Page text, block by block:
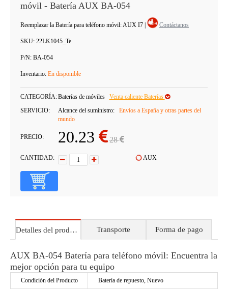
móvil - Batería AUX BA-054
Reemplazar la Batería para teléfono móvil: AUX I7 Contáctanos
SKU: 22LK1045_Te
P/N: BA-054
Inventario: En disponible
CATEGORÍA:Baterías de móviles
Venta caliente Baterías
SERVICIO:
Alcance del suministro:
Envíos a España y otras partes del
mundo
PRECIO: 20.23 28
CANTIDAD: AUX
Detalles del producto Transporte Forma de pago
AUX BA-054 Batería para teléfono móvil: Encuentra la
mejor opción para tu equipo
Condición del Producto Batería de repuesto, Nuevo